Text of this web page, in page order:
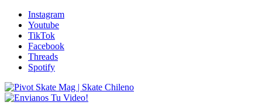
Instagram
Youtube
TikTok
Facebook
Threads
Spotify